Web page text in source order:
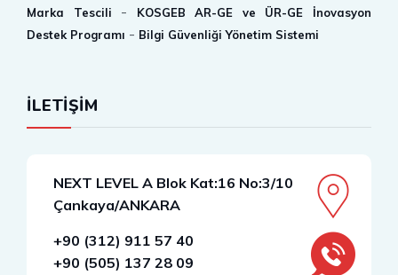
Marka Tescili -
KOSGEB AR-GE ve ÜR-GE İnovasyon
Destek Programı - Bilgi Güvenliği Yönetim Sistemi
İLETİŞİM
NEXT LEVEL A Blok Kat:16 No:3/10
Çankaya/ANKARA
+90 (312) 911 57 40
+90 (505) 137 28 09